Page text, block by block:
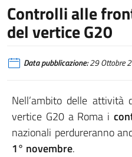
Controlli alle
del vertice G20
Data pubblicazione:29 Ottobre
Nell’ambito delle
vertice G20 a Roma i
nazionali perdureranno
1° novembre.